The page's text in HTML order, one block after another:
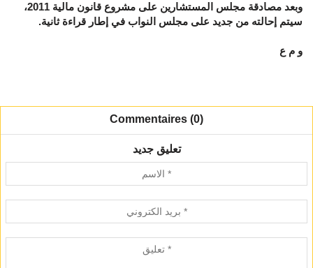
وبعد مصادقة مجلس المستشارين على مشروع قانون مالية 2011،
سيتم إحالته من جديد على مجلس النواب في إطار قراءة ثانية.
و م ع
Commentaires (0)
تعليق جديد